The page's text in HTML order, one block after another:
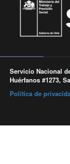
Servicio Nacional
Huérfanos #1273,
Política de